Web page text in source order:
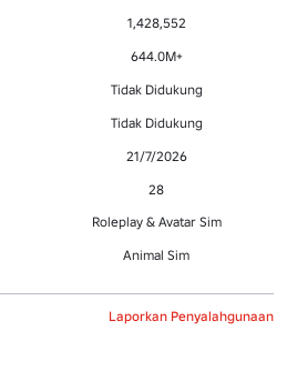
1,428,552
644.0M+
Tidak Didukung
Tidak Didukung
21/7/2026
28
Roleplay & Avatar Sim
Animal Sim
Laporkan Penyalahgunaan